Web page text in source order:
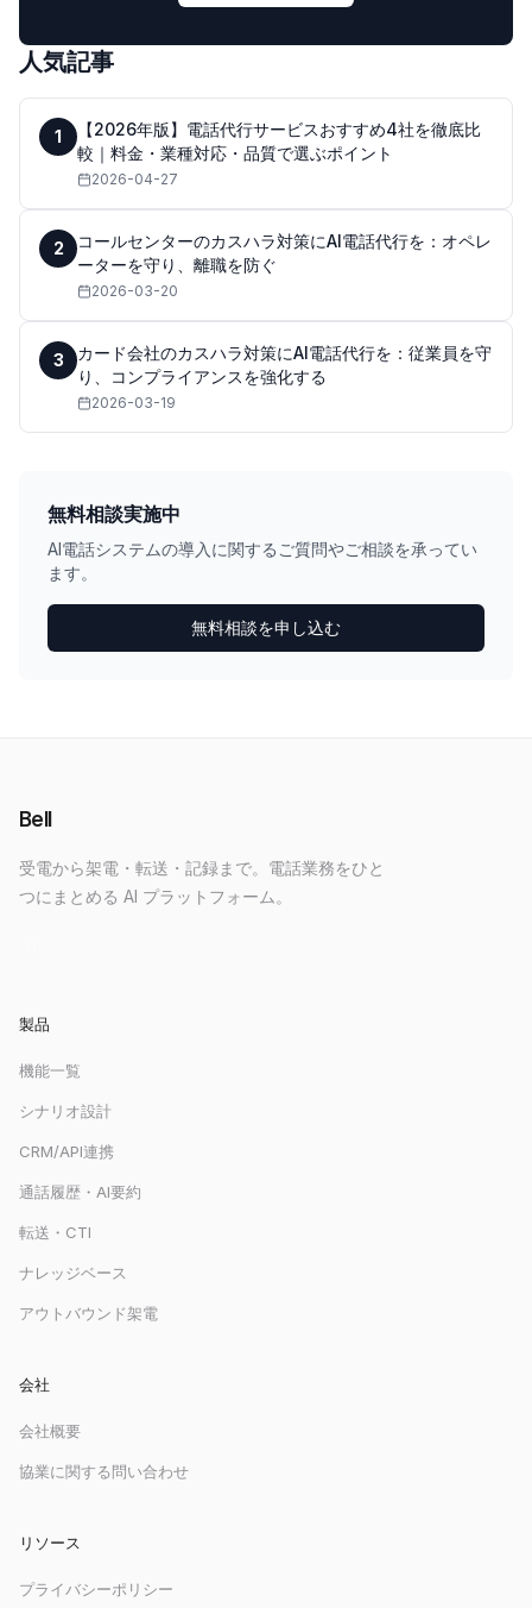
人気記事
1
【2026年版】電話代行サービスおすすめ4社を徹底比
較｜料金・業種対応・品質で選ぶポイント
2026-04-27
2
コールセンターのカスハラ対策にAI電話代行を：オペレ
ーターを守り、離職を防ぐ
2026-03-20
3
カード会社のカスハラ対策にAI電話代行を：従業員を守
り、コンプライアンスを強化する
2026-03-19
無料相談実施中
AI電話システムの導入に関するご質問やご相談を承ってい
ます。
無料相談を申し込む
Bell
受電から架電・転送・記録まで。電話業務をひと
つにまとめる AI プラットフォーム。
製品
機能一覧
シナリオ設計
CRM/API連携
通話履歴・AI要約
転送・CTI
ナレッジベース
アウトバウンド架電
会社
会社概要
協業に関する問い合わせ
リソース
プライバシーポリシー